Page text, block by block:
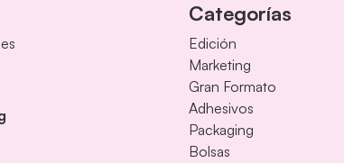
Categorías
Edición
Marketing
Gran Formato
Adhesivos
Packaging
Bolsas